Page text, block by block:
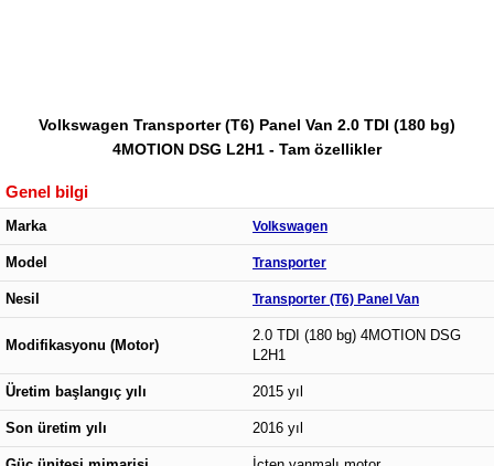
Volkswagen Transporter (T6) Panel Van 2.0 TDI (180 bg)
4MOTION DSG L2H1 - Tam özellikler
Genel bilgi
Marka Volkswagen
Model Transporter
Nesil Transporter (T6) Panel Van
Modifikasyonu (Motor)
2.0 TDI (180 bg) 4MOTION DSG
L2H1
Üretim başlangıç yılı 2015 yıl
Son üretim yılı 2016 yıl